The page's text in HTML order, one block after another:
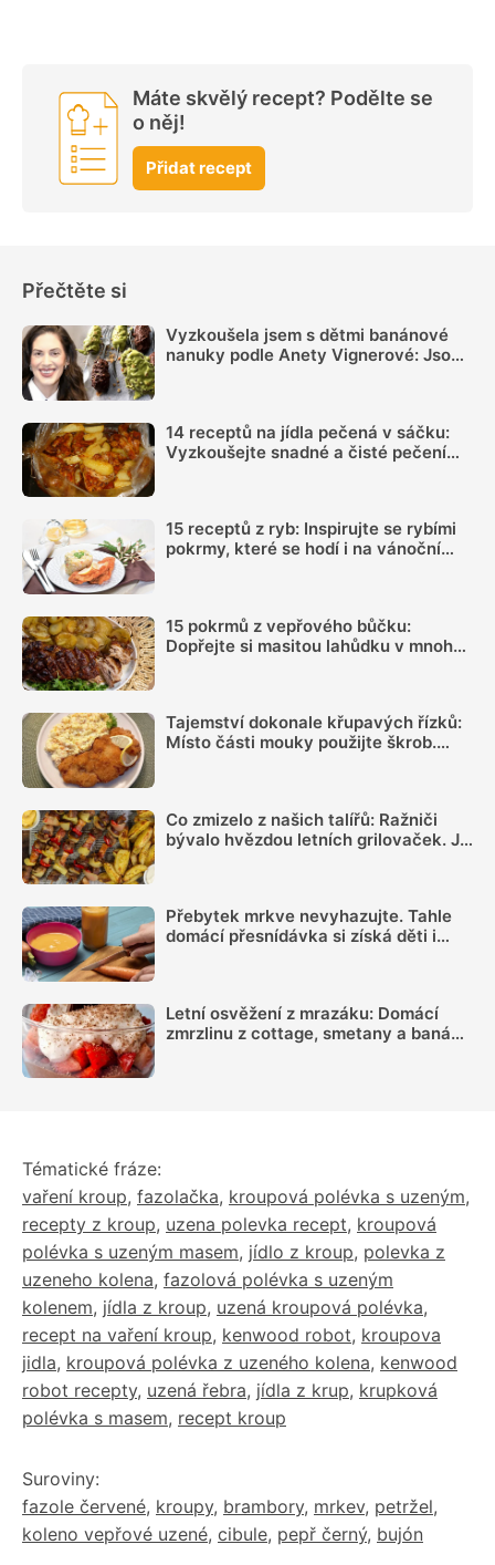
Máte skvělý recept? Podělte se
o něj!
Přidat recept
Přečtěte si
Vyzkoušela jsem s dětmi banánové
nanuky podle Anety Vignerové: Jsou
14 receptů na jídla pečená v sáčku:
Vyzkoušejte snadné a čisté pečení
15 receptů z ryb: Inspirujte se rybími
pokrmy, které se hodí i na vánoční
15 pokrmů z vepřového bůčku:
Dopřejte si masitou lahůdku v mnoha
Tajemství dokonale křupavých řízků:
Místo části mouky použijte škrob.
Co zmizelo z našich talířů: Ražniči
bývalo hvězdou letních grilovaček. Je
Přebytek mrkve nevyhazujte. Tahle
domácí přesnídávka si získá děti i
Letní osvěžení z mrazáku: Domácí
zmrzlinu z cottage, smetany a banánu
Tématické fráze:
vaření kroup, fazolačka, kroupová polévka s uzeným,
recepty z kroup, uzena polevka recept, kroupová
polévka s uzeným masem, jídlo z kroup, polevka z
uzeneho kolena, fazolová polévka s uzeným
kolenem, jídla z kroup, uzená kroupová polévka,
recept na vaření kroup, kenwood robot, kroupova
jidla, kroupová polévka z uzeného kolena, kenwood
robot recepty, uzená řebra, jídla z krup, krupková
polévka s masem, recept kroup
Suroviny:
fazole červené, kroupy, brambory, mrkev, petržel,
koleno vepřové uzené, cibule, pepř černý, bujón